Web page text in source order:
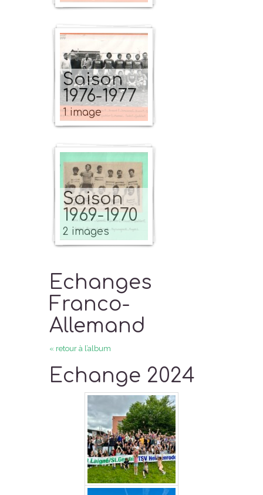
Saison
1976-1977
1 image
Saison
1969-1970
2 images
Echanges
Franco-
Allemand
« retour à l’album
Echange 2024